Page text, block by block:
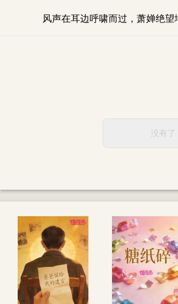
风声在耳边呼啸而过，萧婵绝
没有了